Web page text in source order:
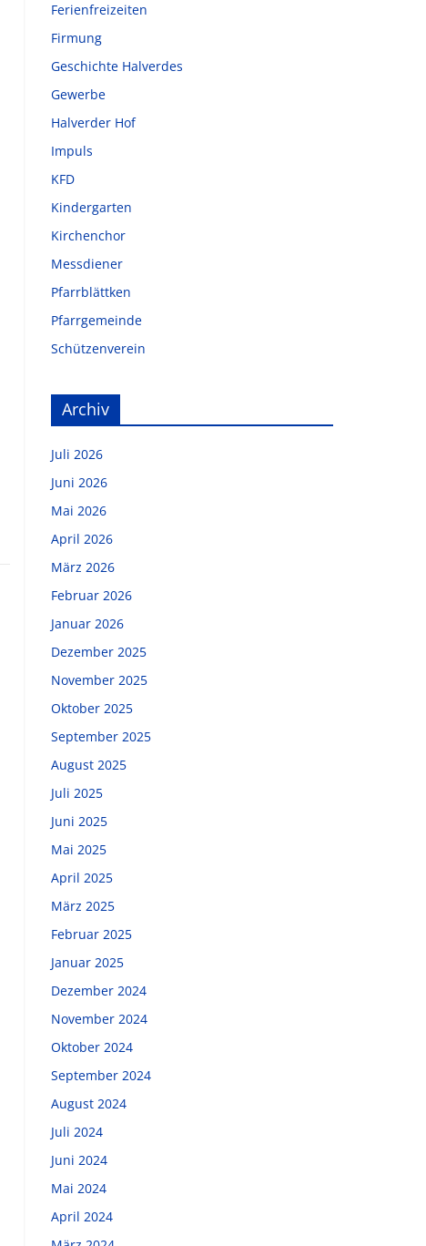
Ferienfreizeiten
Firmung
Geschichte Halverdes
Gewerbe
Halverder Hof
Impuls
KFD
Kindergarten
Kirchenchor
Messdiener
Pfarrblättken
Pfarrgemeinde
Schützenverein
Archiv
Juli 2026
Juni 2026
Mai 2026
April 2026
März 2026
Februar 2026
Januar 2026
Dezember 2025
November 2025
Oktober 2025
September 2025
August 2025
Juli 2025
Juni 2025
Mai 2025
April 2025
März 2025
Februar 2025
Januar 2025
Dezember 2024
November 2024
Oktober 2024
September 2024
August 2024
Juli 2024
Juni 2024
Mai 2024
April 2024